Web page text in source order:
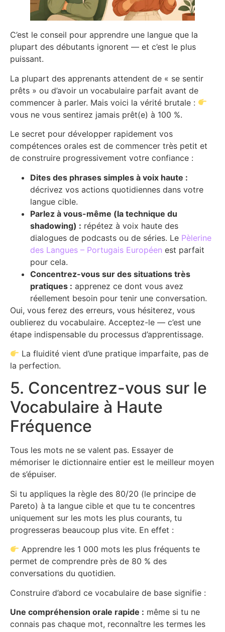
C’est le conseil pour apprendre une langue que la
plupart des débutants ignorent — et c’est le plus
puissant.
La plupart des apprenants attendent de « se sentir
prêts » ou d’avoir un vocabulaire parfait avant de
commencer à parler. Mais voici la vérité brutale :
vous ne vous sentirez jamais prêt(e) à 100 %.
Le secret pour développer rapidement vos
compétences orales est de commencer très petit et
de construire progressivement votre confiance :
Dites des phrases simples à voix haute :
décrivez vos actions quotidiennes dans votre
langue cible.
Parlez à vous-même (la technique du
shadowing) : répétez à voix haute des
dialogues de podcasts ou de séries. Le Pèlerine
des Langues – Portugais Européen est parfait
pour cela.
Concentrez-vous sur des situations très
pratiques : apprenez ce dont vous avez
réellement besoin pour tenir une conversation.
Oui, vous ferez des erreurs, vous hésiterez, vous
oublierez du vocabulaire. Acceptez-le — c’est une
étape indispensable du processus d’apprentissage.
La fluidité vient d’une pratique imparfaite, pas de
la perfection.
5. Concentrez-vous sur le
Vocabulaire à Haute
Fréquence
Tous les mots ne se valent pas. Essayer de
mémoriser le dictionnaire entier est le meilleur moyen
de s’épuiser.
Si tu appliques la règle des 80/20 (le principe de
Pareto) à ta langue cible et que tu te concentres
uniquement sur les mots les plus courants, tu
progresseras beaucoup plus vite. En effet :
Apprendre les 1 000 mots les plus fréquents te
permet de comprendre près de 80 % des
conversations du quotidien.
Construire d’abord ce vocabulaire de base signifie :
Une compréhension orale rapide : même si tu ne
connais pas chaque mot, reconnaître les termes les